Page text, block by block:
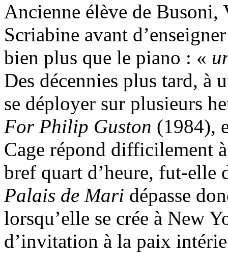
Ancienne élève de Busoni,
Scriabine avant
bien plus que le piano : «
Des décennies plus tard, à
se déployer sur plusieurs
For Philip Guston (1984),
Cage répond difficilement
bref quart d’heure, fut-elle
Palais de Mari dépasse
lorsqu’elle se crée à New
d’invitation à la paix